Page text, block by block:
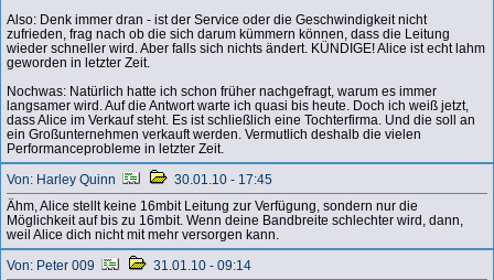
Also: Denk immer dran - ist der Service oder die Geschwindigkeit nicht
zufrieden, frag nach ob die sich darum kümmern können, dass die Leitung
wieder schneller wird. Aber falls sich nichts ändert. KÜNDIGE! Alice ist echt lahm
geworden in letzter Zeit.
Nochwas: Natürlich hatte ich schon früher nachgefragt, warum es immer
langsamer wird. Auf die Antwort warte ich quasi bis heute. Doch ich weiß jetzt,
dass Alice im Verkauf steht. Es ist schließlich eine Tochterfirma. Und die soll an
ein Großunternehmen verkauft werden. Vermutlich deshalb die vielen
Performanceprobleme in letzter Zeit.
Von: Harley Quinn
30.01.10 - 17:45
Ähm, Alice stellt keine 16mbit Leitung zur Verfügung, sondern nur die
Möglichkeit auf bis zu 16mbit. Wenn deine Bandbreite schlechter wird, dann,
weil Alice dich nicht mit mehr versorgen kann.
Von: Peter 009
31.01.10 - 09:14